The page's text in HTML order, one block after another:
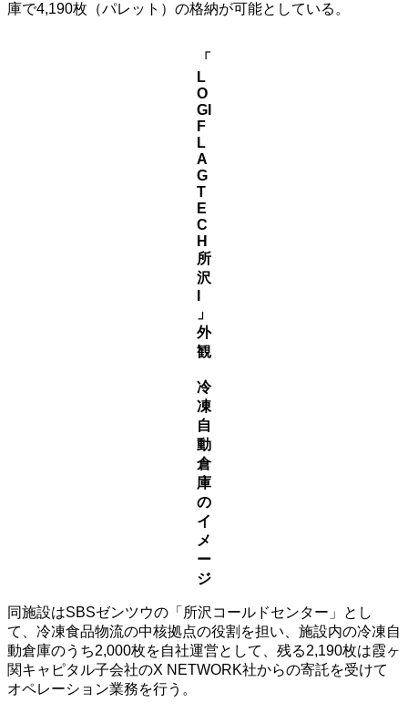
庫で4,190枚（パレット）の格納が可能としている。
「
L
O
GI
F
L
A
G
T
E
C
H
所
沢
」
外
観
冷
凍
自
動
倉
庫
の
イ
メ
ー
ジ
同施設はSBSゼンツウの「所沢コールドセンター」とし
て、冷凍食品物流の中核拠点の役割を担い、施設内の冷凍自
動倉庫のうち2,000枚を自社運営として、残る2,190枚は霞ヶ
関キャピタル子会社のX NETWORK社からの寄託を受けて
オペレーション業務を行う。